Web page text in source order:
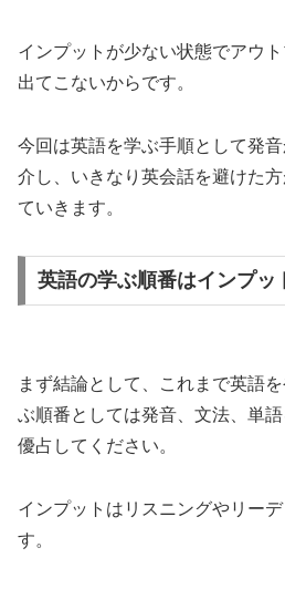
インプットが少ない状態でアウ
出てこないからです。
今回は英語を学ぶ手順として発
介し、いきなり英会話を避けた
ていきます。
英語の学ぶ順番はインプ
まず結論として、これまで英語
ぶ順番としては発音、文法、単
優占してください。
インプットはリスニングやリー
す。